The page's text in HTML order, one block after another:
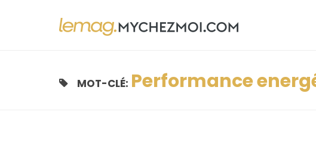
MOT-CLÉ: Performance